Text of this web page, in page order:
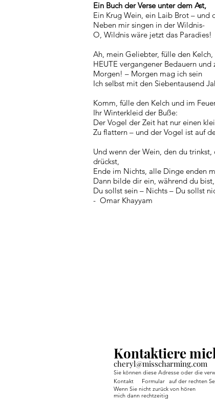
Ein Buch der Verse unter dem Ast,
Ein Krug Wein, ein Laib Brot – und
Neben mir singen in der Wildnis-
O, Wildnis wäre jetzt das Paradies!
Ah, mein Geliebter, fülle den
HEUTE vergangener Bedauern und
Morgen! – Morgen mag ich sein
Ich selbst mit den Siebentausend
Komm, fülle den Kelch und im
Ihr Winterkleid der Buße:
Der Vogel der Zeit hat nur einen
Zu flattern – und der Vogel ist auf
Und wenn der Wein, den du
drückst,
Ende im Nichts, alle Dinge enden
Dann bilde dir ein, während du
Du sollst sein – Nichts – Du sollst
- Omar Khayyam
Kontaktiere
cheryl@misscharming.com
Sie können diese Adresse oder die
Kontakt
Formular auf der rechten
Wenn Sie nicht zurück von hören
mich dann rechtzeitig